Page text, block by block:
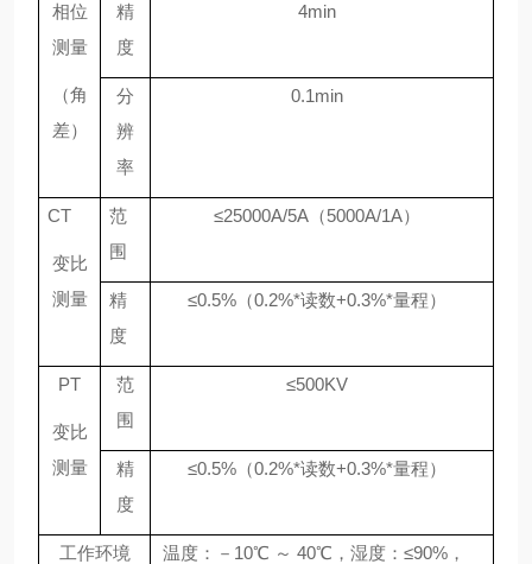
相位
测量
（角
差）
精
度
4min
分
辨
率
0.1min
CT
变比
测量
范
围
≤25000A/5A（5000A/1A）
精
度
≤0.5%（0.2%*读数+0.3%*量程）
PT
变比
测量
范
围
≤500KV
精
度
≤0.5%（0.2%*读数+0.3%*量程）
工作环境 温度： － 10℃ ～ 40℃，湿度： ≤90%，